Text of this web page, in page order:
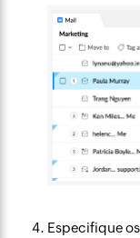
Especifique